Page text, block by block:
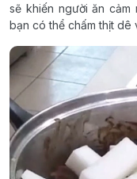
sẽ khiến người ăn cảm
bạn có thể chấm thịt